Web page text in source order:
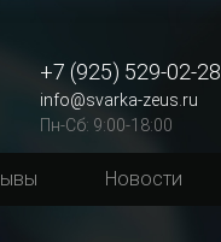
+7 (925) 529-02-28
info@svarka-zeus.ru
Пн-Сб: 9:00-18:00
Новости